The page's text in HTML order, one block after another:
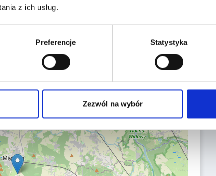
z ich usług.
Preferencje Statystyka
Zezwól na wybór
Miękinia,